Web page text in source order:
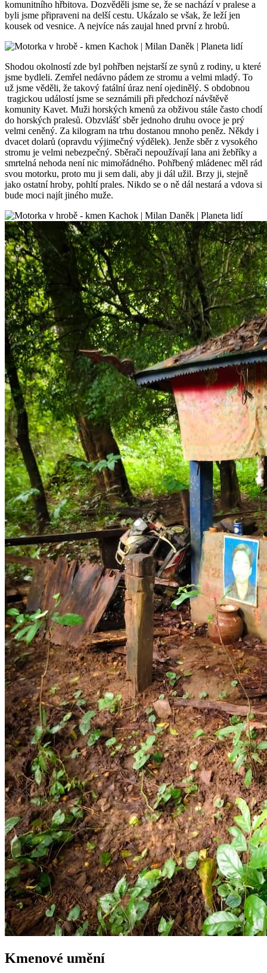
komunitního hřbitova. Dozvěděli jsme se, že se nachází v pralese a
byli jsme připraveni na delší cestu. Ukázalo se však, že leží jen
kousek od vesnice. A nejvíce nás zaujal hned první z hrobů.
Shodou okolností zde byl pohřben nejstarší ze synů z rodiny, u které
jsme bydleli. Zemřel nedávno pádem ze stromu a velmi mladý. To
už jsme věděli, že takový fatální úraz není ojedinělý. S obdobnou
tragickou událostí jsme se seznámili při předchozí návštěvě
komunity Kavet. Muži horských kmenů za obživou stále často chodí
do horských pralesů. Obzvlášť sběr jednoho druhu ovoce je prý
velmi ceněný. Za kilogram na trhu dostanou mnoho peněz. Někdy i
dvacet dolarů (opravdu výjimečný výdělek). Jenže sběr z vysokého
stromu je velmi nebezpečný. Sběrači nepoužívají lana ani žebříky a
smrtelná nehoda není nic mimořádného. Pohřbený mládenec měl rád
svou motorku, proto mu ji sem dali, aby ji dál užil. Brzy ji, stejně
jako ostatní hroby, pohltí prales. Nikdo se o ně dál nestará a vdova si
bude moci najít jiného muže.
Kmenové umění